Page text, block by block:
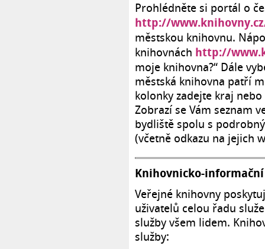
Prohlédněte si portál o
http://
městskou knihovnu.
knihovnách http://
moje knihovna?“ Dále
městská knihovna patří
kolonky zadejte kraj
Zobrazí se Vám seznam
bydliště spolu s
(včetně odkazu na jejich
Knihovnicko-
Veřejné knihovny
uživatelů celou řadu
služby všem lidem.
služby: